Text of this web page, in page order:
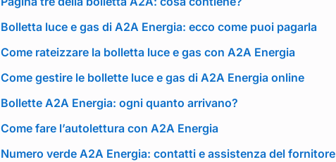
Bolletta luce e gas di A2A Energia: ecco come puoi pagarla
Come rateizzare la bolletta luce e gas con A2A Energia
Come gestire le bollette luce e gas di A2A Energia online
Bollette A2A Energia: ogni quanto arrivano?
Come fare l’autolettura con A2A Energia
Numero verde A2A Energia: contatti e assistenza del fornitore